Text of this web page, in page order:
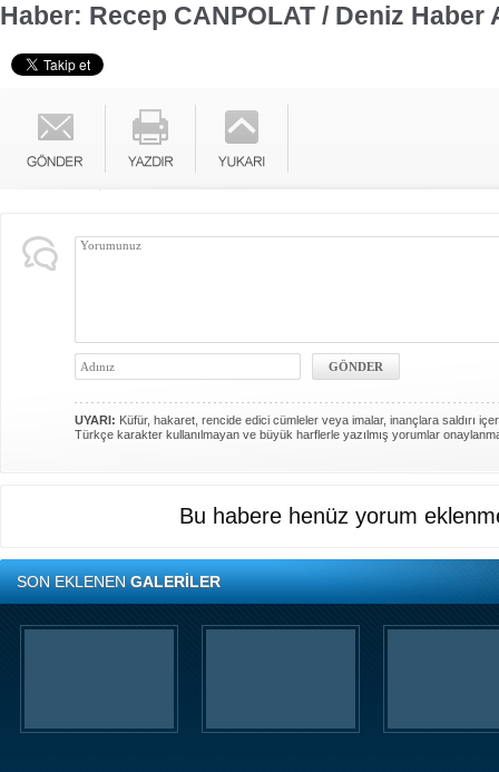
Haber: Recep CANPOLAT / Deniz Haber
UYARI: Küfür, hakaret, rencide edici cümleler veya imalar, inançlara saldırı
Türkçe karakter kullanılmayan ve büyük harflerle yazılmış yorumlar
Bu habere henüz yorum
SON EKLENENGALERİLER